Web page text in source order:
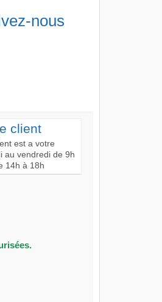
nous
client
est a votre
au vendredi de 9h
14h à 18h